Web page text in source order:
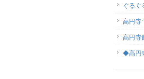
ぐる
高円寺
高円寺
◆高円